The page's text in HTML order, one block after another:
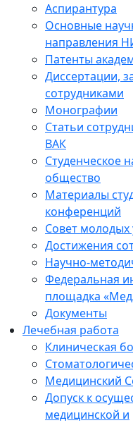
Аспирантура
Основные
направления
Патенты
Диссертации,
сотрудниками
Монографии
Статьи
ВАК
Студенческое
общество
Материалы
конференций
Совет молодых
Достижения
Научно-
Федеральная
площадка
Документы
Лечебная работа
Клиническая
Медицинский
Допуск к
медицинской и